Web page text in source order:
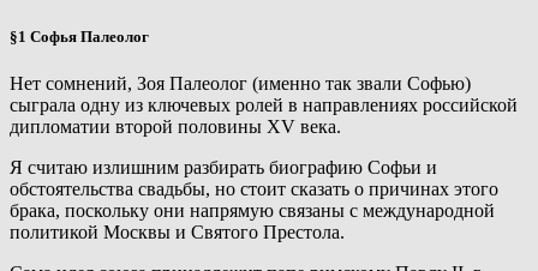
§1 Софья Палеолог
Нет сомнений, Зоя Палеолог (именно так звали Софью)
сыграла одну из ключевых ролей в направлениях российской
дипломатии второй половины XV века.
Я считаю излишним разбирать биографию Софьи и
обстоятельства свадьбы, но стоит сказать о причинах этого
брака, поскольку они напрямую связаны с международной
политикой Москвы и Святого Престола.